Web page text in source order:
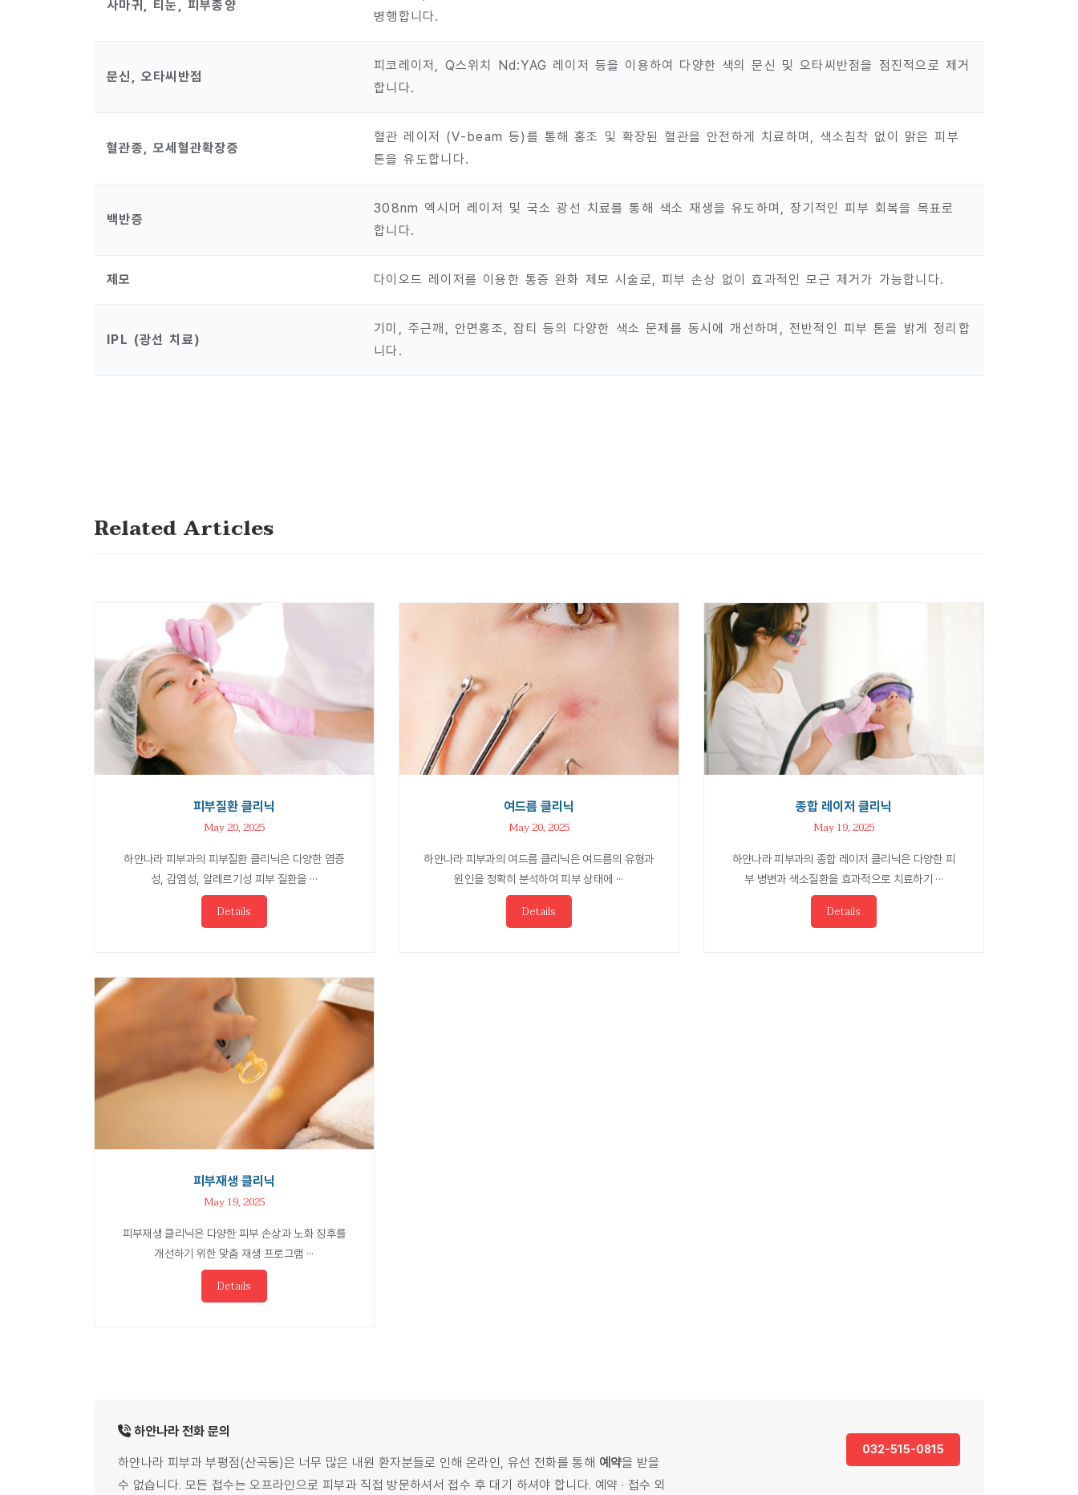
사마귀, 티눈, 피부종양
병행합니다.
문신, 오타씨반점
피코레이저, Q스위치 Nd:YAG 레이저 등을 이용하여 다양한 색의 문신 및 오타씨반점을 점진적으로 제거
합니다.
혈관종, 모세혈관확장증
혈관 레이저 (V-beam 등)를 통해 홍조 및 확장된 혈관을 안전하게 치료하며, 색소침착 없이 맑은 피부
톤을 유도합니다.
백반증
308nm 엑시머 레이저 및 국소 광선 치료를 통해 색소 재생을 유도하며, 장기적인 피부 회복을 목표로
합니다.
제모 다이오드 레이저를 이용한 통증 완화 제모 시술로, 피부 손상 없이 효과적인 모근 제거가 가능합니다.
IPL (광선 치료)
기미, 주근깨, 안면홍조, 잡티 등의 다양한 색소 문제를 동시에 개선하며, 전반적인 피부 톤을 밝게 정리합
니다.
Related Articles
피부질환 클리닉
May 20, 2025
하얀나라 피부과의 피부질환 클리닉은 다양한 염증
성, 감염성, 알레르기성 피부 질환을 ···
Details
여드름 클리닉
May 20, 2025
하얀나라 피부과의 여드름 클리닉은 여드름의 유형과
원인을 정확히 분석하여 피부 상태에 ···
Details
종합 레이저 클리닉
May 19, 2025
하얀나라 피부과의 종합 레이저 클리닉은 다양한 피
부 병변과 색소질환을 효과적으로 치료하기 ···
Details
피부재생 클리닉
May 19, 2025
피부재생 클리닉은 다양한 피부 손상과 노화 징후를
개선하기 위한 맞춤 재생 프로그램 ···
Details
하얀나라 전화 문의
하얀나라 피부과 부평점(산곡동)은 너무 많은 내원 환자분들로 인해 온라인, 유선 전화를 통해 예약을 받을
수 없습니다. 모든 접수는 오프라인으로 피부과 직접 방문하셔서 접수 후 대기 하셔야 합니다. 예약 · 접수 외
032-515-0815